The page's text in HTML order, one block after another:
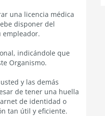
una licencia médica
disponer del
empleador.
indicándole que
Organismo.
y las demás
de tener una huella
de identidad o
tan útil y eficiente.